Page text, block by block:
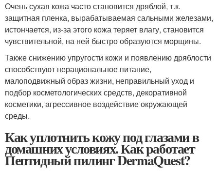
Очень сухая кожа часто становится дряблой, т.к.
защитная пленка, вырабатываемая сальными железами,
истончается, из-за этого кожа теряет влагу, становится
чувствительной, на ней быстро образуются морщины.
Также снижению упругости кожи и появлению дряблости
способствуют нерациональное питание,
малоподвижный образ жизни, неправильный уход и
подбор косметологических средств, декоративной
косметики, агрессивное воздействие окружающей
среды.
Как уплотнить кожу под глазами в
домашних условиях. Как работает
Пептидный пилинг DermaQuest?